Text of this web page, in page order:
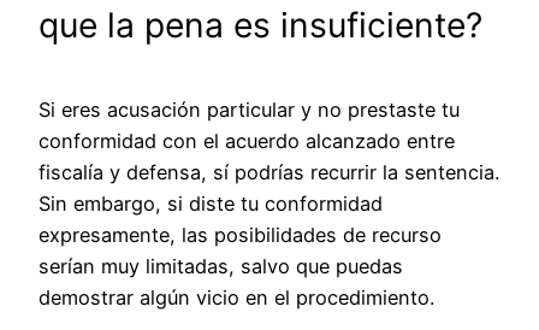
que la pena es insuficiente?
Si eres acusación particular y no prestaste tu
conformidad con el acuerdo alcanzado entre
fiscalía y defensa, sí podrías recurrir la sentencia.
Sin embargo, si diste tu conformidad
expresamente, las posibilidades de recurso
serían muy limitadas, salvo que puedas
demostrar algún vicio en el procedimiento.